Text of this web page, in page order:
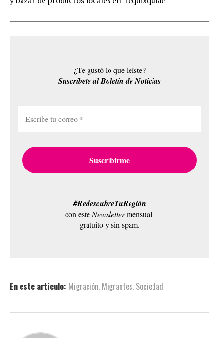
¿Te gustó lo que leíste?
Suscríbete al Boletín de Noticias
#RedescubreTuRegión
con este Newslettermensual,
gratuito y sin spam.
En este artículo: Migración, Migrantes, Sociedad